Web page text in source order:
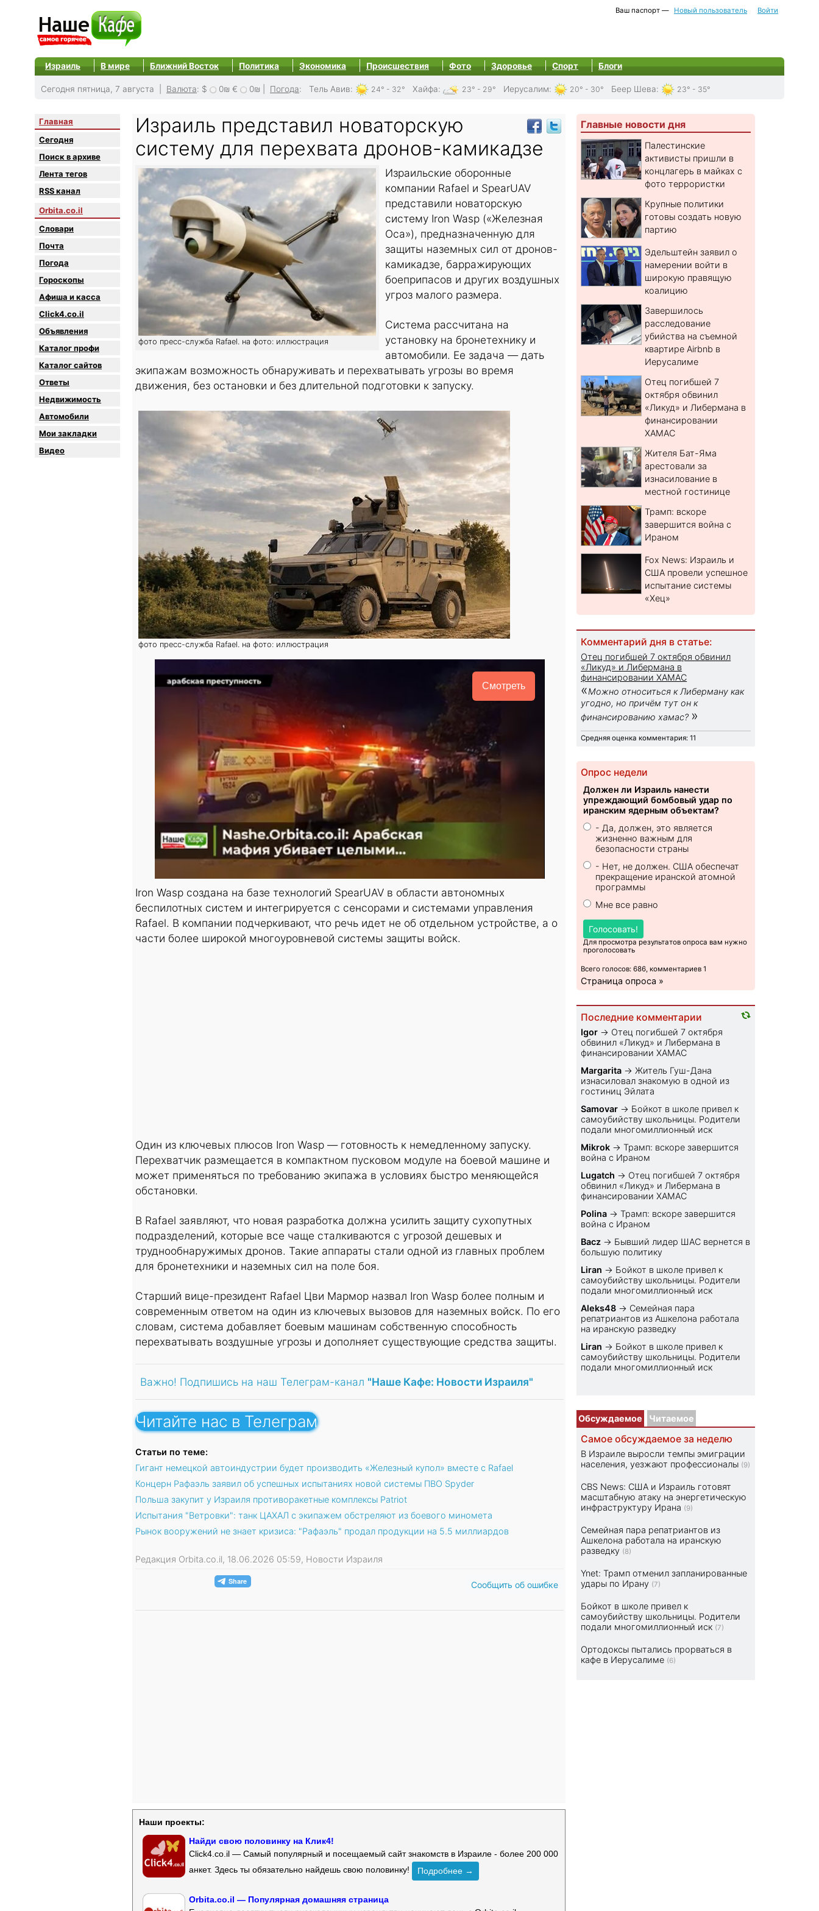
Ваш паспорт — Новый пользователь Войти
Израиль В мире Ближний Восток Политика Экономика Происшествия Фото Здоровье Спорт Блоги
Сегодня пятница, 7 августа | Валюта: $ 0₪ € 0₪ Погода: Тель Авив: 24° - 32° Хайфа: 23° - 29° Иерусалим: 20° - 30° Беер Шева: 23° - 35°
Главная
Сегодня
Поиск в архиве
Лента тегов
RSS канал
Orbita.co.il
Словари
Почта
Погода
Гороскопы
Афиша и касса
Click4.co.il
Объявления
Каталог профи
Каталог сайтов
Oтветы
Недвижимость
Автомобили
Мои закладки
Видео
Израиль представил новаторскую
систему для перехвата дронов-камикадзе
фото пресс-служба Rafael. на фото: иллюстрация
Израильские оборонные
компании Rafael и SpearUAV
представили новаторскую
систему Iron Wasp («Железная
Оса»), предназначенную для
защиты наземных сил от дронов-
камикадзе, барражирующих
боеприпасов и других воздушных
угроз малого размера.
Система рассчитана на
установку на бронетехнику и
автомобили. Ее задача — дать
экипажам возможность обнаруживать и перехватывать угрозы во время
движения, без остановки и без длительной подготовки к запуску.
фото пресс-служба Rafael. на фото: иллюстрация
Смотреть
Iron Wasp создана на базе технологий SpearUAV в области автономных
беспилотных систем и интегрируется с сенсорами и системами управления
Rafael. В компании подчеркивают, что речь идет не об отдельном устройстве, а о
части более широкой многоуровневой системы защиты войск.
Один из ключевых плюсов Iron Wasp — готовность к немедленному запуску.
Перехватчик размещается в компактном пусковом модуле на боевой машине и
может применяться по требованию экипажа в условиях быстро меняющейся
обстановки.
В Rafael заявляют, что новая разработка должна усилить защиту сухопутных
подразделений, которые все чаще сталкиваются с угрозой дешевых и
труднообнаружимых дронов. Такие аппараты стали одной из главных проблем
для бронетехники и наземных сил на поле боя.
Старший вице-президент Rafael Цви Мармор назвал Iron Wasp более полным и
современным ответом на один из ключевых вызовов для наземных войск. По его
словам, система добавляет боевым машинам собственную способность
перехватывать воздушные угрозы и дополняет существующие средства защиты.
Важно! Подпишись на наш Телеграм-канал "Наше Кафе: Новости Израиля"
Читайте нас в Телеграм
Статьи по теме:
Гигант немецкой автоиндустрии будет производить «Железный купол» вместе с Rafael
Концерн Рафаэль заявил об успешных испытаниях новой системы ПВО Spyder
Польша закупит у Израиля противоракетные комплексы Patriot
Испытания "Ветровки": танк ЦАХАЛ с экипажем обстреляют из боевого миномета
Рынок вооружений не знает кризиса: "Рафаэль" продал продукции на 5.5 миллиардов
Редакция Orbita.co.il, 18.06.2026 05:59, Новости Израиля
Сообщить об ошибке
Наши проекты:
Найди свою половинку на Клик4!
Click4.co.il — Самый популярный и посещаемый сайт знакомств в Израиле - более 200 000
анкет. Здесь ты обязательно найдешь свою половинку!
Подробнее →
Orbita.co.il — Популярная домашняя страница
Главные новости дня
Палестинские
активисты пришли в
концлагерь в майках с
фото террористки
Крупные политики
готовы создать новую
партию
Эдельштейн заявил о
намерении войти в
широкую правящую
коалицию
Завершилось
расследование
убийства на съемной
квартире Airbnb в
Иерусалиме
Отец погибшей 7
октября обвинил
«Ликуд» и Либермана в
финансировании
ХАМАС
Жителя Бат-Яма
арестовали за
изнасилование в
местной гостинице
Трамп: вскоре
завершится война с
Ираном
Fox News: Израиль и
США провели успешное
испытание системы
«Хец»
Комментарий дня в статье:
Отец погибшей 7 октября обвинил
«Ликуд» и Либермана в
финансировании ХАМАС
«Можно относиться к Либерману как
угодно, но причём тут он к
финансированию хамас? »
Средняя оценка комментария: 11
Опрос недели
Должен ли Израиль нанести
упреждающий бомбовый удар по
иранским ядерным объектам?
- Да, должен, это является
жизненно важным для
безопасности страны
- Нет, не должен. США обеспечат
прекращение иранской атомной
программы
Мне все равно
Голосовать!
Для просмотра результатов опроса вам нужно
проголосовать
Всего голосов: 686, комментариев 1
Страница опроса »
Последние комментарии
Igor → Отец погибшей 7 октября
обвинил «Ликуд» и Либермана в
финансировании ХАМАС
Margarita → Житель Гуш-Дана
изнасиловал знакомую в одной из
гостиниц Эйлата
Samovar → Бойкот в школе привел к
самоубийству школьницы. Родители
подали многомиллионный иск
Mikrok →Трамп: вскоре завершится
война с Ираном
Lugatch → Отец погибшей 7 октября
обвинил «Ликуд» и Либермана в
финансировании ХАМАС
Polina →Трамп: вскоре завершится
война с Ираном
Bacz → Бывший лидер ШАС вернется в
большую политику
Liran → Бойкот в школе привел к
самоубийству школьницы. Родители
подали многомиллионный иск
Aleks48 → Семейная пара
репатриантов из Ашкелона работала
на иранскую разведку
Liran → Бойкот в школе привел к
самоубийству школьницы. Родители
подали многомиллионный иск
Обсуждаемое Читаемое
Самое обсуждаемое за неделю
В Израиле выросли темпы эмиграции
населения, уезжают профессионалы (9)
CBS News: США и Израиль готовят
масштабную атаку на энергетическую
инфраструктуру Ирана (9)
Семейная пара репатриантов из
Ашкелона работала на иранскую
разведку (8)
Ynet: Трамп отменил запланированные
удары по Ирану (7)
Бойкот в школе привел к
самоубийству школьницы. Родители
подали многомиллионный иск (7)
Ортодоксы пытались прорваться в
кафе в Иерусалиме (6)